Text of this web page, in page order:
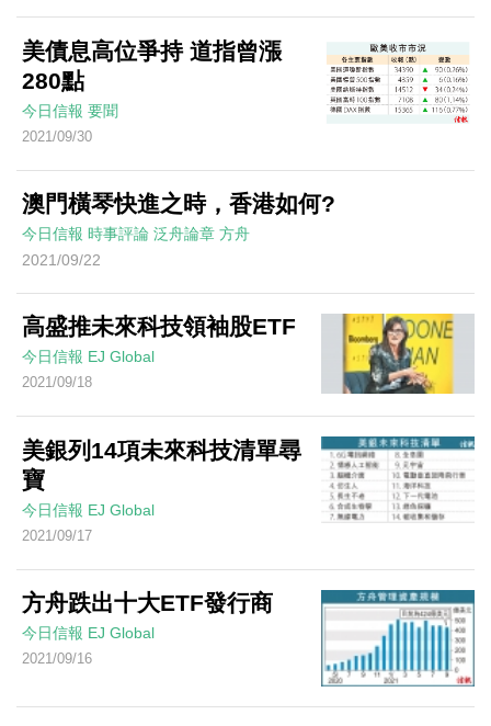
美債息高位爭持 道指曾漲
280點
今日信報 要聞
2021/09/30
澳門橫琴快進之時，香港如何?
今日信報 時事評論 泛舟論章 方舟
2021/09/22
高盛推未來科技領袖股ETF
今日信報 EJ Global
2021/09/18
美銀列14項未來科技清單尋
寶
今日信報 EJ Global
2021/09/17
方舟跌出十大ETF發行商
今日信報 EJ Global
2021/09/16